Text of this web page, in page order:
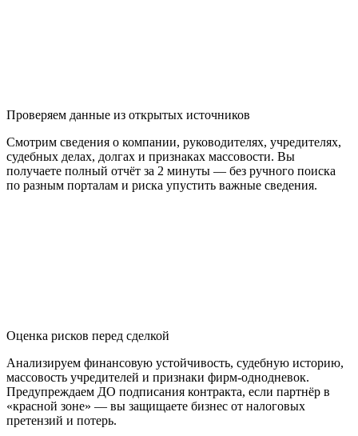
Проверяем данные из открытых источников
Смотрим сведения о компании, руководителях, учредителях,
судебных делах, долгах и признаках массовости. Вы
получаете полный отчёт за 2 минуты — без ручного поиска
по разным порталам и риска упустить важные сведения.
Оценка рисков перед сделкой
Анализируем финансовую устойчивость, судебную историю,
массовость учредителей и признаки фирм-однодневок.
Предупреждаем ДО подписания контракта, если партнёр в
«красной зоне» — вы защищаете бизнес от налоговых
претензий и потерь.